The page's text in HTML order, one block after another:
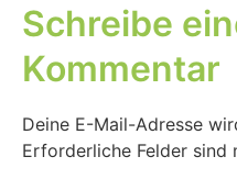
Schreibe
Kommentar
Deine E-Mail-Adresse
Erforderliche Felder sind